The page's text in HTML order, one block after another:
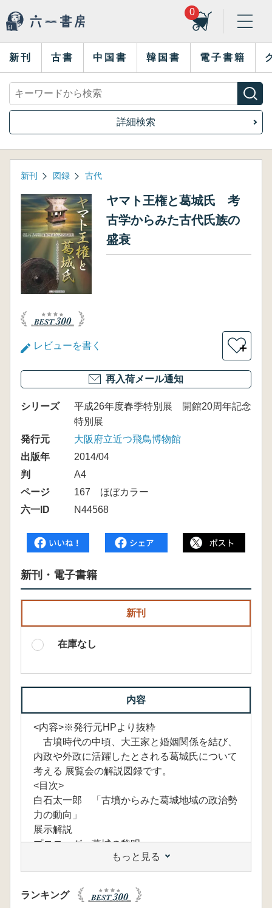
0
新刊 古書 中国書 韓国書 電子書籍
詳細検索
新刊 図録 古代
ヤマト王権と葛城氏 考
古学からみた古代氏族の
盛衰
レビューを書く ＋
再入荷メール通知
シリーズ
平成26年度春季特別展 開館20周年記念
特別展
発行元
大阪府立近つ飛鳥博物館
出版年
2014/04
判
A4
ページ
167 ほぼカラー
六一ID
N44568
新刊・電子書籍
新刊
在庫なし
内容
<内容>※発行元HPより抜粋
古墳時代の中頃、大王家と婚姻関係を結び、
内政や外政に活躍したとされる葛城氏について
考える 展覧会の解説図録です。
<目次>
白石太一郎 「古墳からみた葛城地域の政治勢
力の動向」
展示解説
プロローグ 葛城の黎明
久渡3号墳/鴨都波1号墳
市村慎太郎 (もっと知りたい)墳丘薬と古墳
1 馬見丘陵の古墳と葛城の政治連合
新山古墳/築山古墳/佐味田宝塚古墳/佐味田
もっと見る
ランキング